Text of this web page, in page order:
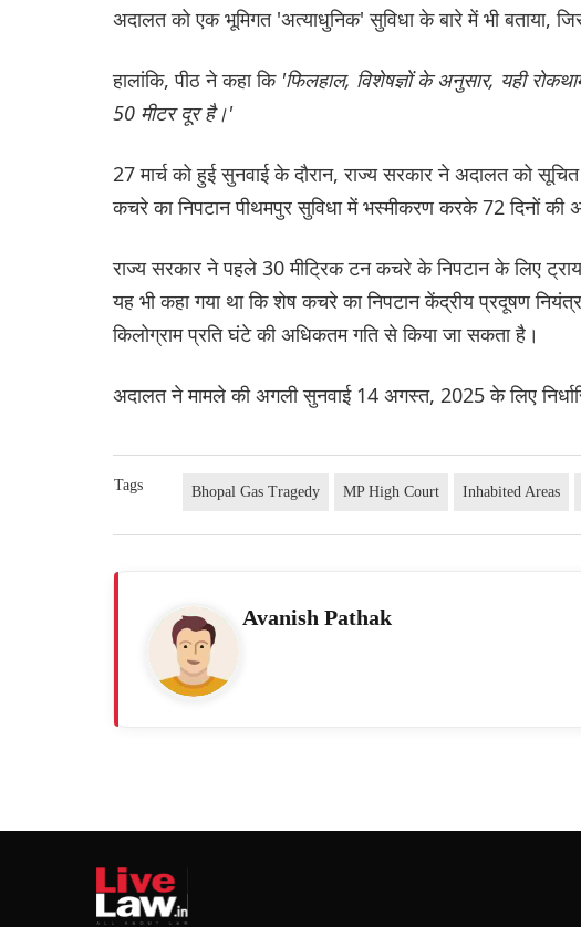
अदालत को एक भूमिगत 'अत्याधुनिक' सुविधा के बारे में भी बताया,
हालांकि, पीठ ने कहा कि 'फिलहाल, विशेषज्ञों के अनुसार, यही
50 मीटर दूर है।'
27 मार्च को हुई सुनवाई के दौरान, राज्य सरकार ने अदालत को
कचरे का निपटान पीथमपुर सुविधा में भस्मीकरण करके 72 दिनों की
राज्य सरकार ने पहले 30 मीट्रिक टन कचरे के निपटान के लिए
यह भी कहा गया था कि शेष कचरे का निपटान केंद्रीय प्रदूषण
किलोग्राम प्रति घंटे की अधिकतम गति से किया जा सकता है।
अदालत ने मामले की अगली सुनवाई 14 अगस्त, 2025 के लिए
Tags Bhopal Gas Tragedy MP High Court Inhabited Areas
Avanish Pathak